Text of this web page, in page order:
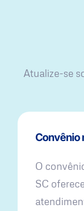
Atualize-se
Convênio
O
SC